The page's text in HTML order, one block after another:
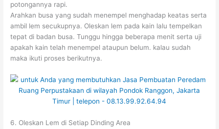
potongannya rapi.
Arahkan busa yang sudah menempel menghadap keatas serta
ambil lem secukupnya. Oleskan lem pada kain lalu tempelkan
tepat di badan busa. Tunggu hingga beberapa menit serta uji
apakah kain telah menempel ataupun belum. kalau sudah
maka ikuti proses berikutnya.
6. Oleskan Lem di Setiap Dinding Area